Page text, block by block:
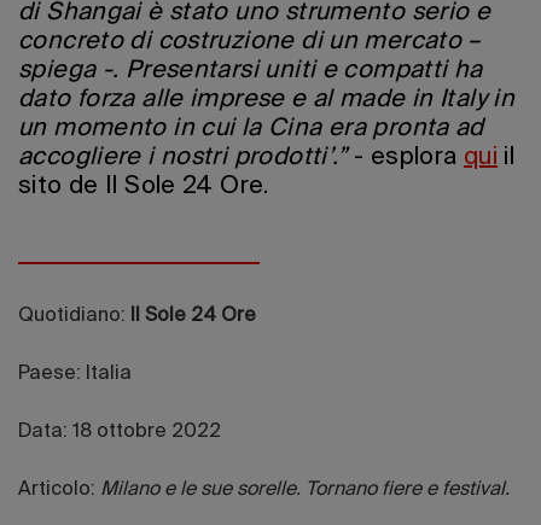
di Shangai è stato uno strumento serio e
concreto di costruzione di un mercato –
spiega -. Presentarsi uniti e compatti ha
dato forza alle imprese e al made in Italy in
un momento in cui la Cina era pronta ad
accogliere i nostri prodotti’.”- esplora qui il
sito de Il Sole 24 Ore.
Quotidiano: Il Sole 24 Ore
Paese: Italia
Data: 18 ottobre 2022
Articolo: Milano e le sue sorelle. Tornano fiere e festival.